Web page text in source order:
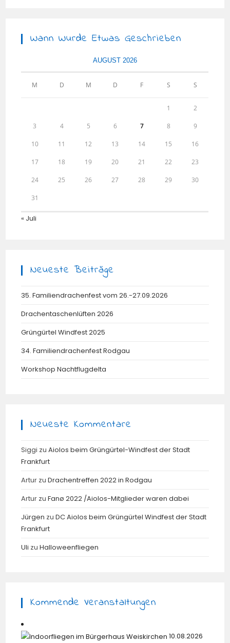
Wann Wurde Etwas Geschrieben
AUGUST 2026
M D M D F S S
1 2
3 4 5 6 7 8 9
10 11 12 13 14 15 16
17 18 19 20 21 22 23
24 25 26 27 28 29 30
31
« Juli
Neueste Beiträge
35. Familiendrachenfest vom 26.-27.09.2026
Drachentaschenlüften 2026
Grüngürtel Windfest 2025
34. Familiendrachenfest Rodgau
Workshop Nachtflugdelta
Neueste Kommentare
Siggi zuAiolos beim Grüngürtel-Windfest der Stadt
Frankfurt
Artur zuDrachentreffen 2022 in Rodgau
Artur zuFanø 2022 /Aiolos-Mitglieder waren dabei
Jürgen zuDC Aiolos beim Grüngürtel Windfest der Stadt
Frankfurt
Uli zuHalloweenfliegen
Kommende Veranstaltungen
10.08.2026